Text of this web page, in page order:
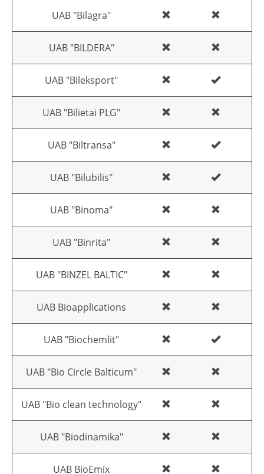
UAB "Bilagra"
UAB "BILDERA"
UAB "Bileksport"
UAB "Bilietai PLG"
UAB "Biltransa"
UAB "Bilubilis"
UAB "Binoma"
UAB "Binrita"
UAB "BINZEL BALTIC"
UAB Bioapplications
UAB "Biochemlit"
UAB "Bio Circle Balticum"
UAB "Bio clean technology"
UAB "Biodinamika"
UAB BioEmix